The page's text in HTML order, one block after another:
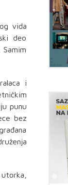
vida
deo
i
punu
bez